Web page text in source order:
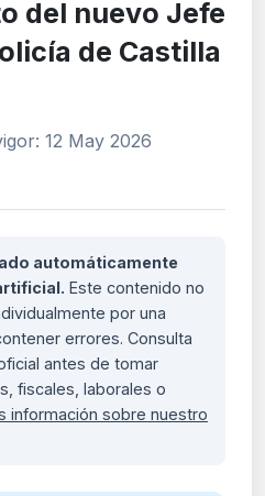
del nuevo Jefe
de Castilla
12 May 2026
automáticamente
Este contenido no
por una
errores. Consulta
antes de tomar
fiscales, laborales o
información sobre nuestro